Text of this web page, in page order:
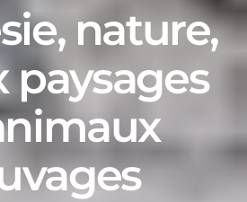
nature,
paysages